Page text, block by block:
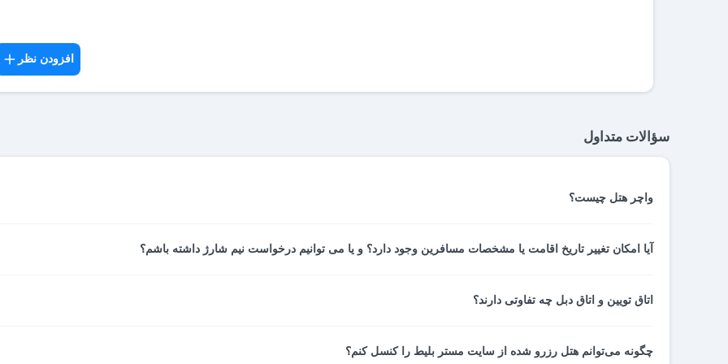
افزودن نظر
سؤالات متداول
واچر هتل چیست؟
هتل، به پذیرشگر هتل تحویل می دهید. اطلاعات کامل رزرو انجام شده مانند مشخصات اتاق، تاریخ، مدت اقامت، خدمات هتل، نام
آیا امکان تغییر تاریخ اقامت یا مشخصات مسافرین وجود دارد؟ و یا می توانیم درخواست نیم شارژ داشته باشم؟
پشتیبانی مستر بلیط تماس بگیرید.
اتاق تویین و اتاق دبل چه تفاوتی دارند؟
چگونه می‌توانم هتل رزرو شده از سایت مستر بلیط را کنسل کنم؟